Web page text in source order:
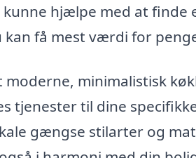
kunne hjælpe med at finde
få mest værdi for
minimalistisk
tjenester til dine
gængse stilarter og